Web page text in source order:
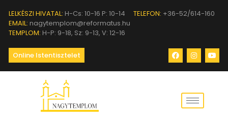
LELKÉSZI HIVATAL: H-Cs: 10-16 P: 10-14 TELEFON: +36-52/614-160
EMAIL: nagytemplom@reformatus.hu
TEMPLOM: H-P: 9-18, Sz: 9-13, V: 12-16
Online Istentisztelet